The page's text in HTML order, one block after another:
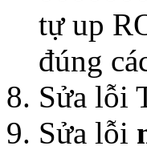
tự up
đúng
Sửa lỗi
Sửa lỗi